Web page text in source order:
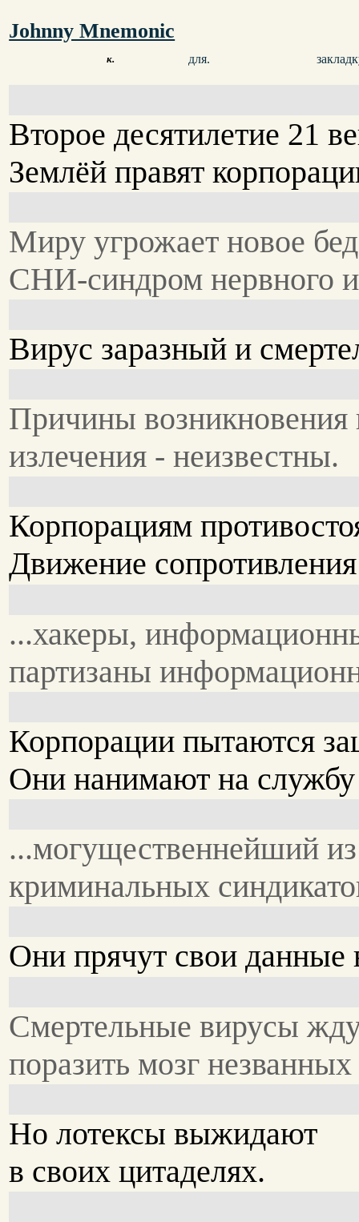
Johnny Mnemonic
к. для.
Второе десятилетие 21
Землёй правят
Миру угрожает новое
СНИ-синдром нервного
Вирус заразный и
Причины возникновения
излечения - неизвестны.
Корпорациям
Движение
...хакеры,
партизаны
Корпорации пытаются
Они нанимают на службу
...могущественнейший
криминальных
Они прячут свои данные
Смертельные вирусы
поразить мозг незванных
Но лотексы выжидают
в своих цитаделях.